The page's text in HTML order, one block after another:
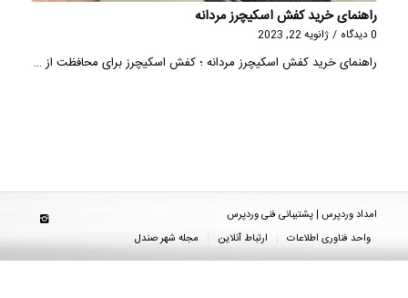
راهنمای خرید کفش اسکیچرز مردانه
0 دیدگاه / ژانویه 22, 2023
راهنمای خرید کفش اسکیچرز مردانه ؛ کفش اسکیچرز برای محافظت از …
امداد وردپرس | پشتیبانی فنی وردپرس
واحد فناوری اطلاعات
ارتباط آنلاین مجله شهر صندل